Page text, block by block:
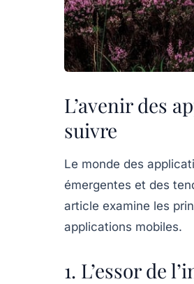
L’avenir des
suivre
Le monde des
émergentes et des
article examine les
applications mobiles.
1. L’essor de